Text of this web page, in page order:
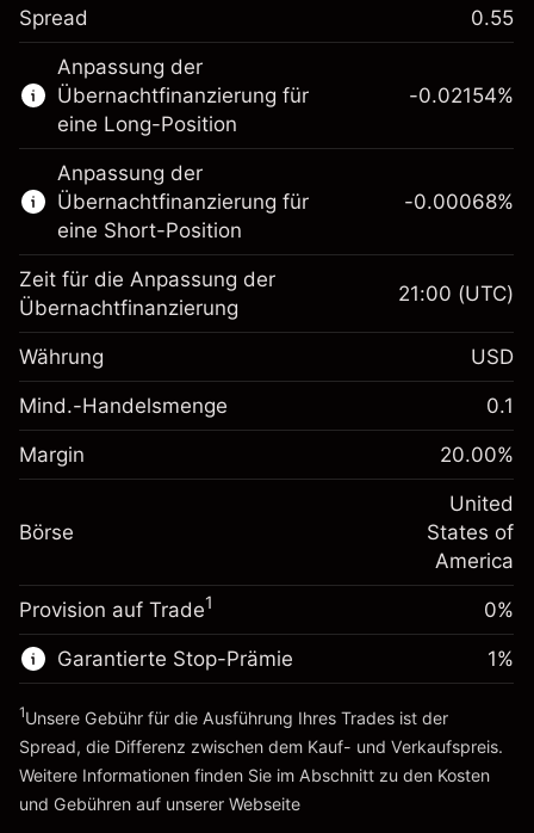
Dieser Finanzmarkt steht für das CFD-
Trading zur Verfügung.
Erfahren Sie mehr über:
CFDs
Spread 0.55
Anpassung der
Übernachtfinanzierung für
eine Long-Position
Margin. Ihre Investition
$1,000.00
Anpassung der
Übernachtfinanzierung
fremdfinanzierten
(-$1.08)
~$5,000.00
Zur Plattform
-0.02154%
Anpassung der
Übernachtfinanzierung für
eine Short-Position
Margin. Ihre Investition
$1,000.00
Anpassung der
-0.000682
%
(-$0.03)
Positionsgröße mit Hebelwirkung
~$5,000.00
Geld aus Hebelwirkung ~
Zur Plattform
-0.00068%
Zeit für die Anpassung der
Übernachtfinanzierung
21:00 (UTC)
Währung USD
Mind.-Handelsmenge 0.1
Margin 20.00%
Börse
United
States of
America
Provision auf Trade1 0%
Garantierte Stop-Prämie 1%
1Unsere Gebühr für die Ausführung Ihres Trades ist der
Spread, die Differenz zwischen dem Kauf- und Verkaufspreis.
Weitere Informationen finden Sie im Abschnitt zu den Kosten
und Gebühren auf unserer Webseite